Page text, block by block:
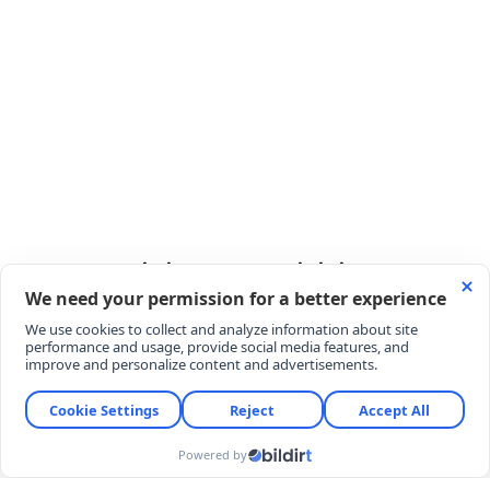
VERİYOR
Kamuoyunda ve ham haber metinlerinde YKS
sonuçlarının "Ağustos ayının son haftası"
açıklanacağı yönünde genel bir kanı olsa da,
akademik takvim matematiği bize farklı bir tablo
sunuyor. Üniversite elektronik kayıt işlemleri 24